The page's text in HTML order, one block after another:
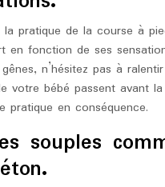
pratique de la course à
en fonction de ses
n’hésitez pas à
votre bébé passent avant
pratique en conséquence.
souples